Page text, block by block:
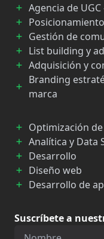
Agencia de
Gestión de
List building y
Adquisición y
Branding
marca
Optimización
Analítica y Data
Desarrollo
Diseño web
Desarrollo de
Suscríbete a